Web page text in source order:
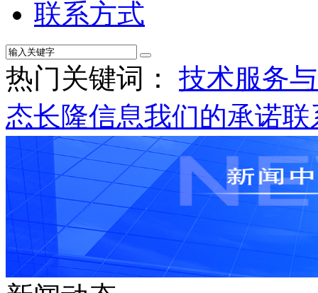
联系方式
热门关键词： 技术服务
态长隆信息我们的承诺联